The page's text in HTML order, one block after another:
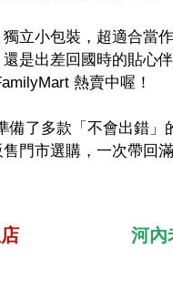
立小包裝，超適合當
是出差回國時的貼心
熱賣中喔！
備了多款「不會出錯」
門市選購，一次帶回
河內